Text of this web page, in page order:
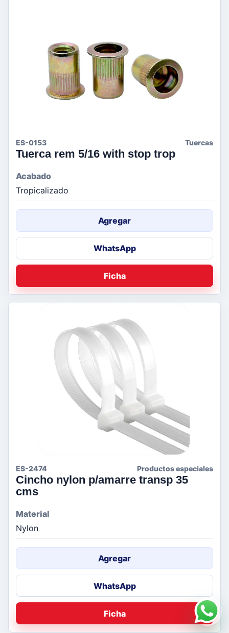
ES-0153 Tuercas
Tuerca rem 5/16 with stop trop
Acabado
Tropicalizado
Agregar
WhatsApp
Ficha
ES-2474 Productos especiales
Cincho nylon p/amarre transp 35
cms
Material
Nylon
Agregar
WhatsApp
Ficha